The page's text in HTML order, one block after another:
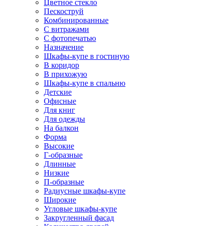
Цветное стекло
Пескоструй
Комбинированные
С витражами
С фотопечатью
Назначение
Шкафы-купе в гостиную
В коридор
В прихожую
Шкафы-купе в спальню
Детские
Офисные
Для книг
Для одежды
На балкон
Форма
Высокие
Г-образные
Длинные
Низкие
П-образные
Радиусные шкафы-купе
Широкие
Угловые шкафы-купе
Закругленный фасад